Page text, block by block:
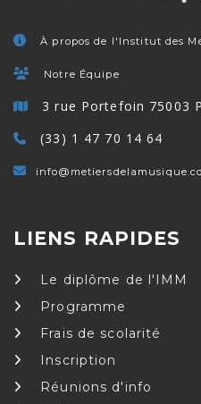
À propos de l'Institut des
Notre Équipe
3 rue Portefoin 75003
(33) 1 47 70 14 64
LIENS RAPIDES
Le diplôme de l'IMM
Programme
Frais de scolarité
Inscription
Réunions d'info